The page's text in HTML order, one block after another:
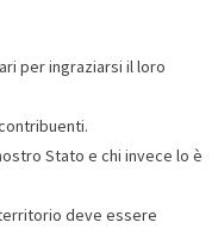
per ingraziarsi il loro
Stato e chi invece lo è
deve essere